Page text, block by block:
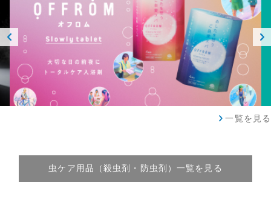
ious
一覧を見る
虫ケア用品（殺虫剤・防虫剤）一覧を見る